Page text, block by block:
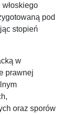
pod
stopień
w
prawnej
oraz sporów